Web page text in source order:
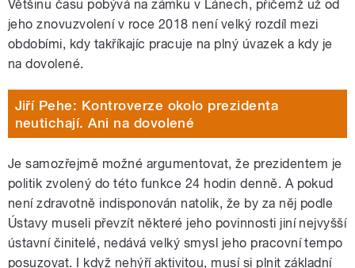
Většinu času pobývá na zámku v Lánech, přičemž už od
jeho znovuzvolení v roce 2018 není velký rozdíl mezi
obdobími, kdy takříkajíc pracuje na plný úvazek a kdy je
na dovolené.
Jiří Pehe: Kontroverze okolo prezidenta
neutichají. Ani na dovolené
Je samozřejmě možné argumentovat, že prezidentem je
politik zvolený do této funkce 24 hodin denně. A pokud
není zdravotně indisponován natolik, že by za něj podle
Ústavy museli převzít některé jeho povinnosti jiní nejvyšší
ústavní činitelé, nedává velký smysl jeho pracovní tempo
posuzovat. I když nehýří aktivitou, musí si plnit základní